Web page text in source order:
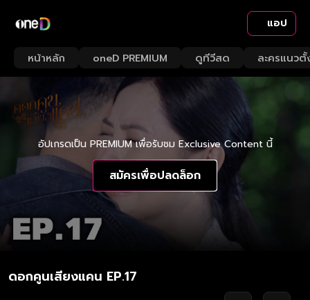
แอป
หน้าหลัก oneD PREMIUM ดูทีวีสด ละครแนวตั้
อัปเกรดเป็น PREMIUM เพื่อรับชม Exclusive Content นี้
สมัครเพื่อปลดล็อก
ดอกคูนเสียงแคน EP.17